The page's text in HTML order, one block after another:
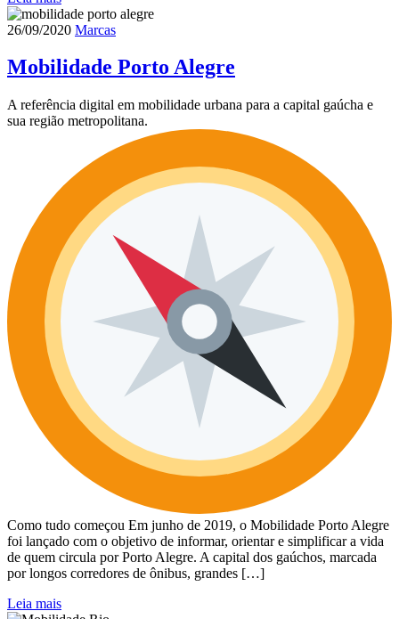
26/09/2020 Marcas
Mobilidade Porto Alegre
A referência digital em mobilidade urbana para a capital gaúcha e
sua região metropolitana.
Como tudo começou Em junho de 2019, o Mobilidade Porto Alegre
foi lançado com o objetivo de informar, orientar e simplificar a vida
de quem circula por Porto Alegre. A capital dos gaúchos, marcada
por longos corredores de ônibus, grandes […]
Leia mais